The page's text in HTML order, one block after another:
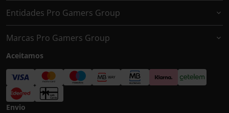
Entidades Pro Gamers Group
Marcas Pro Gamers Group
Aceitamos
Envio